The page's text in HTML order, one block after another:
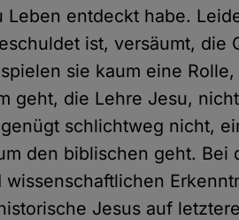
Leben entdeckt habe.
ist, versäumt, die
sie kaum eine
geht, die Lehre Jesu,
schlichtweg nicht,
den biblischen geht. Bei
Jesus auf